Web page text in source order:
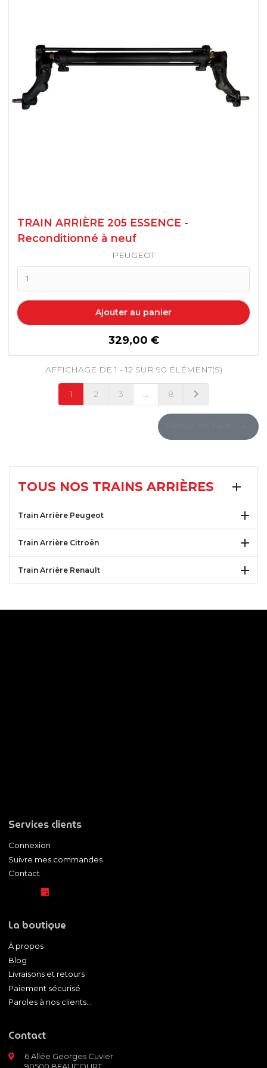
TOUS NOS TRAINS ARRIÈRES 
Train Arrière Peugeot 
Train Arrière Citroën 
Train Arrière Renault 
TRAIN ARRIÈRE 205 ESSENCE -
Reconditionné à neuf
PEUGEOT
Ajouter au panier
prix
329,00 €
AFFICHAGE DE 1 - 12 SUR 90 ÉLÉMENT(S)
1 2 3 … 8 SUIVANT

Services clients
Connexion
Suivre mes commandes
Contact
La boutique
À propos
Blog
Livraisons et retours
Paiement sécurisé
Paroles à nos clients...
Contact
6 Allée Georges Cuvier
90500 BEAUCOURT